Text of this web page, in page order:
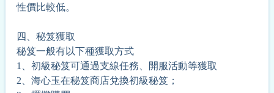
性價比較低。
四、 秘笈獲取
秘笈一般有以下種獲取方式
1、 初級秘笈可通過支線任務 開服活動等獲取
2
海心玉在秘笈商店兌換初級秘笈；